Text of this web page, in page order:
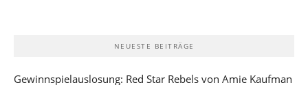
NEUESTE BEITRÄGE
Gewinnspielauslosung: Red Star Rebels von Amie Kaufman